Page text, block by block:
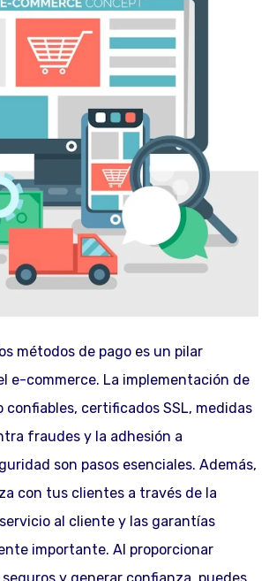
métodos de pago es un pilar
e-commerce. La implementación de
confiables, certificados SSL, medidas
fraudes y la adhesión a
son pasos esenciales. Además,
con tus clientes a través de la
al cliente y las garantías
importante. Al proporcionar